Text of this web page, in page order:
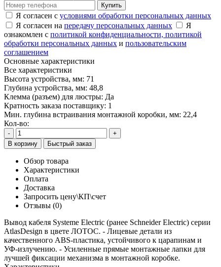
Купить
Я согласен с условиями обработки персональных данных
Я согласен на передачу персональных данных
Я
ознакомлен с политикой конфиденциальности, политикой
обработки персональных данных и пользовательским
соглашением
Основные характеристики
Все характеристики
Высота устройства, мм: 71
Глубина устройства, мм: 48,8
Клемма (разъем) для люстры: Да
Кратность заказа поставщику: 1
Мин. глубина встраивания монтажной коробки, мм: 22,4
Кол-во:
-
+
В корзину
Быстрый заказ
Обзор товара
Характеристики
Оплата
Доставка
Запросить цену\КП\счет
Отзывы (0)
Вывод кабеля Systeme Electric (ранее Schneider Electric) серии
AtlasDesign в цвете ЛОТОС. - Лицевые детали из
качественного ABS-пластика, устойчивого к царапинам и
УФ-излучению. - Усиленные прямые монтажные лапки для
лучшей фиксации механизма в монтажной коробке.